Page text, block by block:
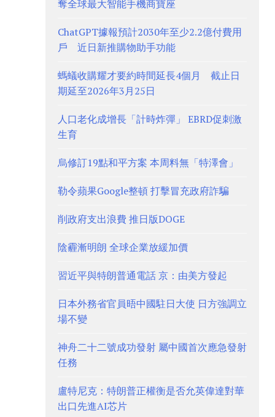
奪全球最大智能手機商寶座
ChatGPT據報預計2030年至少2.2億付費用
戶 近日新推購物助手功能
螞蟻收購耀才要約時間延長4個月 截止日
期延至2026年3月25日
人口老化成增長「計時炸彈」 EBRD促刺激
生育
烏修訂19點和平方案 本周料無「特澤會」
勒令蘋果Google整頓 打擊冒充政府詐騙
削政府支出浪費 推日版DOGE
陰霾漸明朗 全球企業放緩加價
習近平與特朗普通電話 京：由美方發起
日本外務省官員晤中國駐日大使 日方強調立
場不變
神舟二十二號成功發射 屬中國首次應急發射
任務
盧特尼克：特朗普正權衡是否允英偉達對華
出口先進AI芯片